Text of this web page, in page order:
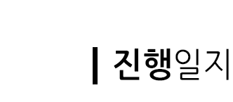
Sketchbook5, 스케치북5
Sketchbook5, 스케치북5